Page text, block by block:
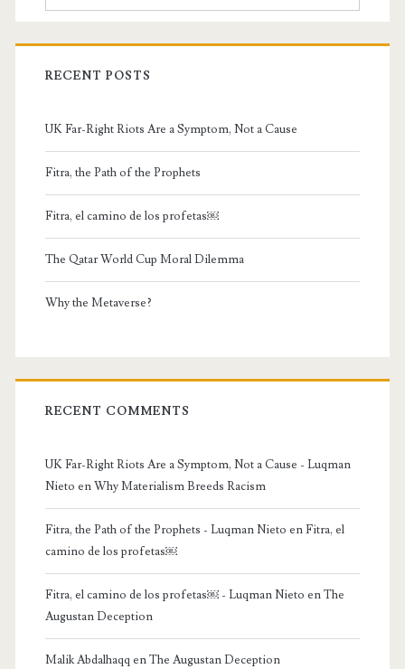
RECENT POSTS
UK Far-Right Riots Are a Symptom, Not a Cause
Fitra, the Path of the Prophets
Fitra, el camino de los profetas￼
The Qatar World Cup Moral Dilemma
Why the Metaverse?
RECENT COMMENTS
UK Far-Right Riots Are a Symptom, Not a Cause - Luqman
Nieto enWhy Materialism Breeds Racism
Fitra, the Path of the Prophets - Luqman Nieto enFitra, el
camino de los profetas￼
Fitra, el camino de los profetas￼ - Luqman Nieto enThe
Augustan Deception
Malik Abdalhaqq enThe Augustan Deception